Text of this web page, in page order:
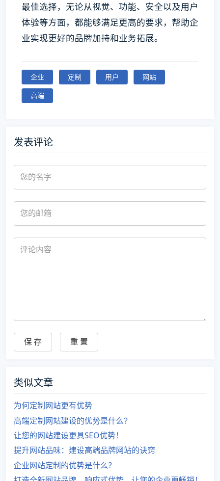
最佳选择，无论从视觉、功能、安全以及用户
体验等方面，都能够满足更高的要求，帮助企
业实现更好的品牌加持和业务拓展。
企业 定制 用户
网站
高端
发表评论
类似文章
为何定制网站更有优势
高端定制网站建设的优势是什么？
让您的网站建设更具SEO优势！
提升网站品味：建设高端品牌网站的诀窍
企业网站定制的优势是什么？